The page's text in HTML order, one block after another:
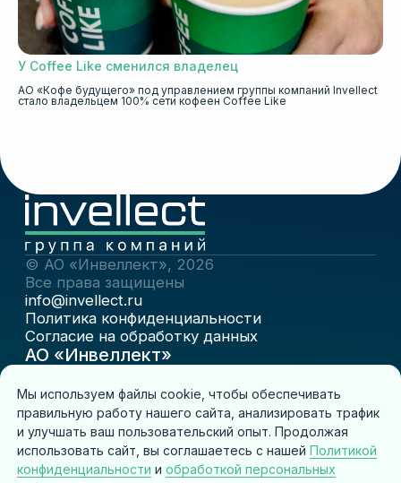
У Coffee Like сменился владелец
АО «Кофе будущего» под управлением группы компаний Invellect
стало владельцем 100% сети кофеен Coffee Like
Мы используем файлы cookie, чтобы обеспечивать
правильную работу нашего сайта, анализировать трафик
и улучшать ваш пользовательский опыт. Продолжая
использовать сайт, вы соглашаетесь с нашей Политикой
конфиденциальности и обработкой персональных